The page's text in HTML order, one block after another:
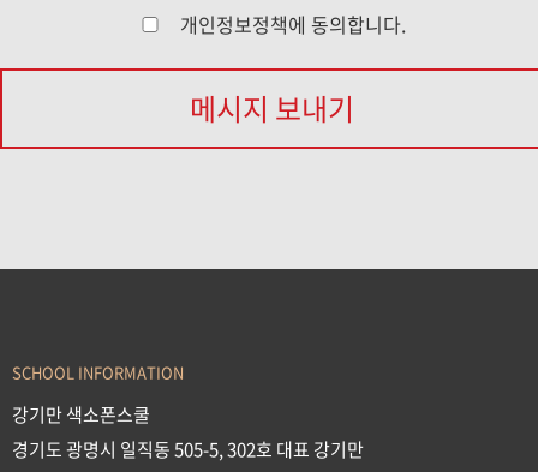
개인정보정책에 동의합니다.
메시지 보내기
SCHOOL INFORMATION
강기만 색소폰스쿨
경기도 광명시 일직동 505-5, 302호 대표 강기만